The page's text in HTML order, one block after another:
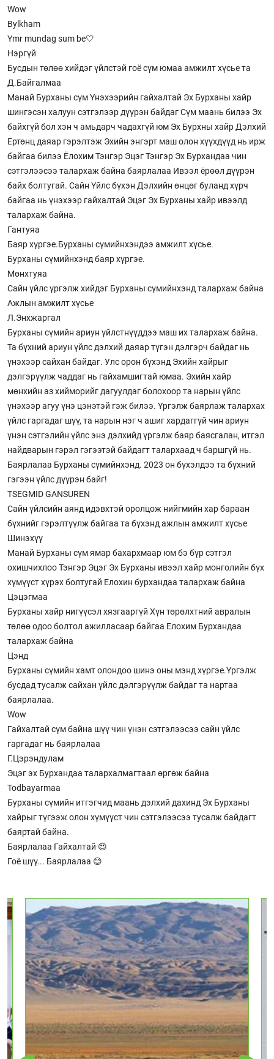
Wow
Bylkham
Ymr mundag sum be🤍
Нэргүй
Бусдын төлөө хийдэг үйлстэй гоё сүм юмаа амжилт хүсье та
Д.Байгалмаа
Манай Бурханы сүм Үнэхээрийн гайхалтай Эх Бурханы хайр
шингэсэн халуун сэтгэлээр дүүрэн байдаг Сүм маань билээ Эх
байхгүй бол хэн ч амьдарч чадахгүй юм Эх Бурхны хайр Дэлхий
Ертөнц даяар гэрэлтэж Эхийн энгэрт маш олон хүүхдүүд нь ирж
байгаа билээ Ёлохим Тэнгэр Эцэг Тэнгэр Эх Бурхандаа чин
сэтгэлээсээ талархаж байна баярлалаа Ивээл ёрөөл дүүрэн
байх болтугай. Сайн Үйлс бүхэн Дэлхийн өнцөг буланд хүрч
байгаа нь үнэхээр гайхалтай Эцэг Эх Бурханы хайр ивээлд
талархаж байна.
Гантуяа
Баяр хүргэе.Бурханы сүмийнхэндээ амжилт хүсье.
Бурханы сүмийнхэнд баяр хүргэе.
Мөнхтуяа
Сайн үйлс үргэлж хийдэг Бурханы сүмийнхэнд талархаж байна
Ажлын амжилт хүсье
Л.Энхжаргал
Бурханы сүмийн ариун үйлстнүүддээ маш их талархаж байна.
Та бүхний ариун үйлс дэлхий даяар түгэн дэлгэрч байдаг нь
үнэхээр сайхан байдаг. Улс орон бүхэнд Эхийн хайрыг
дэлгэрүүлж чаддаг нь гайхамшигтай юмаа. Эхийн хайр
мөнхийн аз хийморийг дагуулдаг болохоор та нарын үйлс
үнэхээр агуу үнэ цэнэтэй гэж билээ. Үргэлж баярлаж талархах
үйлс гаргадаг шүү, та нарын нэг ч ашиг хардаггүй чин ариун
үнэн сэтгэлийн үйлс энэ дэлхийд үргэлж баяр баясгалан, итгэл
найдварын гэрэл гэгээтэй байдагт талархаад ч баршгүй нь.
Баярлалаа Бурханы сүмийнхэнд. 2023 он бүхэлдээ та бүхний
гэгээн үйлс дүүрэн байг!
TSEGMID GANSUREN
Сайн үйлсийн аянд идэвхтэй оролцож нийгмийн хар бараан
бүхнийг гэрэлтүүлж байгаа та бүхэнд ажлын амжилт хүсье
Шинэхүү
Манай Бурханы сүм ямар бахархмаар юм бэ бүр сэтгэл
охишчихлоо Тэнгэр Эцэг Эх Бурханы ивээл хайр монголийн бүх
хүмүүст хүрэх болтугай Елохин бурхандаа талархаж байна
Цэцэгмаа
Бурханы хайр нигүүсэл хязгааргүй Хүн төрөлхтний авралын
төлөө одоо болтол ажилласаар байгаа Елохим Бурхандаа
талархаж байна
Цэнд
Бурханы сүмийн хамт олондоо шинэ оны мэнд хүргэе.Үргэлж
бусдад тусалж сайхан үйлс дэлгэрүүлж байдаг та нартаа
баярлалаа.
Wow
Гайхалтай сүм байна шүү чин үнэн сэтгэлээсээ сайн үйлс
гаргадаг нь баярлалаа
Г.Цэрэндулам
Эцэг эх Бурхандаа талархалмагтаал өргөж байна
Todbayarmaa
Бурханы сүмийн итгэгчид маань дэлхий дахинд Эх Бурханы
хайрыг түгээж олон хүмүүст чин сэтгэлээсээ тусалж байдагт
баяртай байна.
Баярлалаа Гайхалтай 😍
Гоё шүү... Баярлалаа 😊